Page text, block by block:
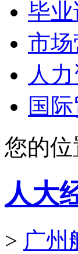
毕
市
人
国
您的位
人大
> 广州